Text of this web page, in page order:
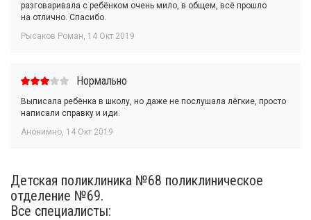
разговаривала с ребёнком очень мило, в общем, всё прошло
на отлично. Спасибо.
Рысаков Роман, 14 Окт 2019
Нормально
Выписала ребёнка в школу, но даже не послушала лёгкие, просто
написали справку и иди.
Анонимно, 14 Окт 2019
Детская поликлиника №68 поликлиническое
отделение №69.
Все специалисты: